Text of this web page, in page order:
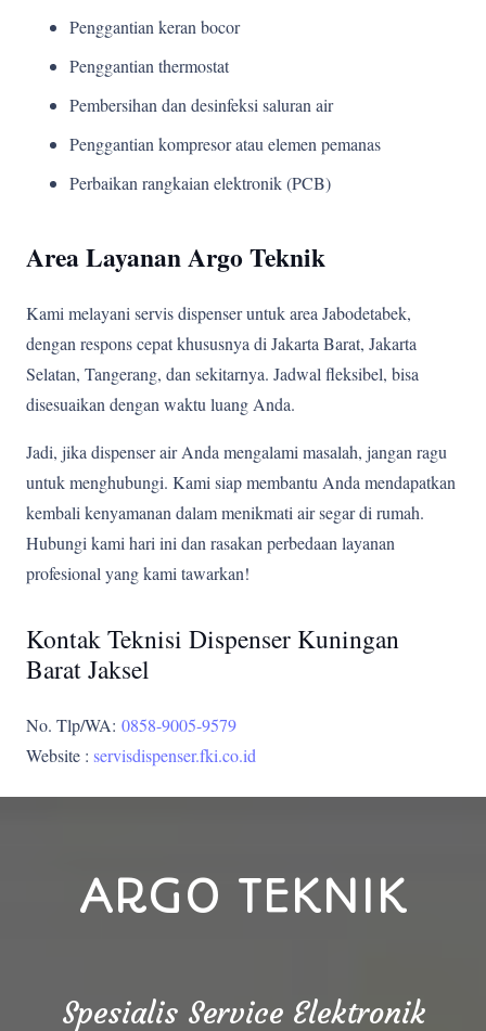
Penggantian keran bocor
Penggantian thermostat
Pembersihan dan desinfeksi saluran air
Penggantian kompresor atau elemen pemanas
Perbaikan rangkaian elektronik (PCB)
Area Layanan Argo Teknik
Kami melayani servis dispenser untuk area Jabodetabek,
dengan respons cepat khususnya di Jakarta Barat, Jakarta
Selatan, Tangerang, dan sekitarnya. Jadwal fleksibel, bisa
disesuaikan dengan waktu luang Anda.
Jadi, jika dispenser air Anda mengalami masalah, jangan ragu
untuk menghubungi. Kami siap membantu Anda mendapatkan
kembali kenyamanan dalam menikmati air segar di rumah.
Hubungi kami hari ini dan rasakan perbedaan layanan
profesional yang kami tawarkan!
Kontak Teknisi Dispenser Kuningan
Barat Jaksel
No. Tlp/WA: 0858-9005-9579
Website : servisdispenser.fki.co.id
ARGO TEKNIK
Spesialis Service Elektronik